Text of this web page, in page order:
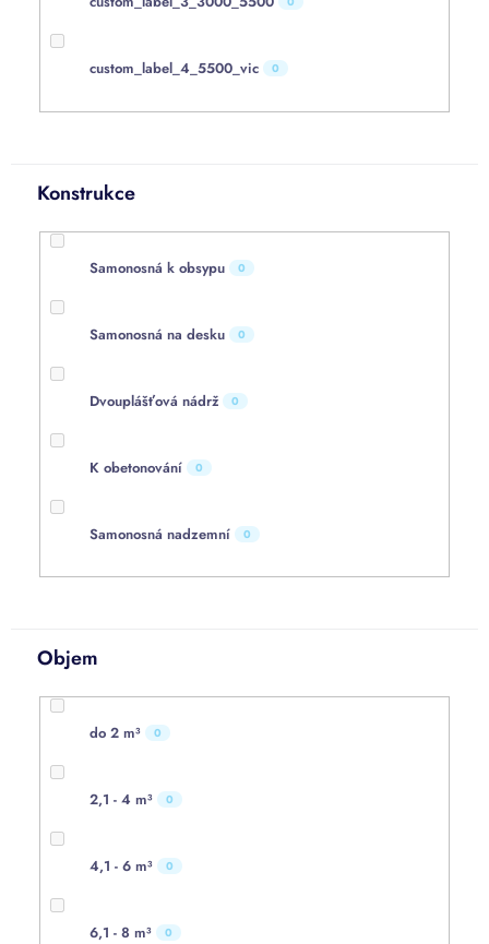
custom_label_4_5500_vic 0
Konstrukce
Samonosná k obsypu 0
Samonosná na desku 0
Dvouplášťová nádrž 0
K obetonování 0
Samonosná nadzemní 0
Objem
do 2 m³ 0
2,1 - 4 m³ 0
4,1 - 6 m³ 0
6,1 - 8 m³ 0